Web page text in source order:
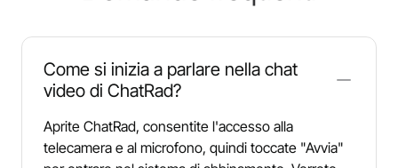
Come si inizia a parlare nella chat
video di ChatRad?
Aprite ChatRad, consentite l'accesso alla
telecamera e al microfono, quindi toccate "Avvia"